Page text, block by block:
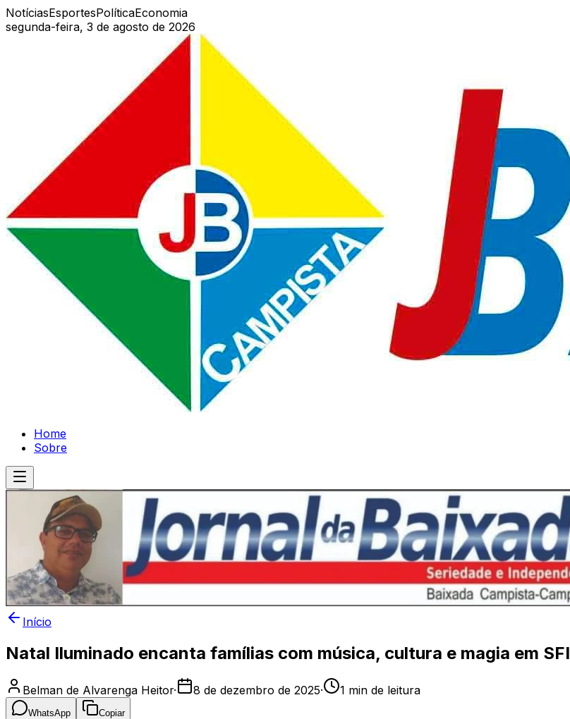
NotíciasEsportesPolíticaEconomia
segunda-feira, 3 de agosto de 2026
Home
Sobre
Início
Natal Iluminado encanta famílias com música, cultura e magia em SFI
Belman de Alvarenga Heitor· 8 de dezembro de 2025· 1 min de leitura
WhatsApp Copiar